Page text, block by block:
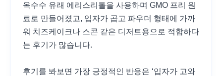
옥수수 유래 에리스리톨을 사용하며 GMO 프리 원
료로 만들어졌고, 입자가 곱고 파우더 형태에 가까
워 치즈케이크나 스콘 같은 디저트용으로 적합하다
는 후기가 많습니다.
후기를 봐보면 가장 긍정적인 반응은 ‘입자가 고와